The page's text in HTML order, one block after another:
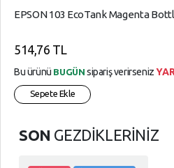
EPSON 103 EcoTank Magenta
514,76 TL
Bu ürünü BUGÜN sipariş verirseniz
Sepete Ekle
SON GEZDİKLERİNİZ